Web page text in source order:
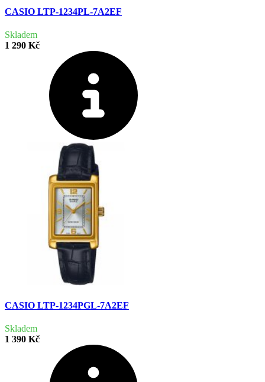
CASIO LTP-1234PL-7A2EF
Skladem
1 290 Kč
CASIO LTP-1234PGL-7A2EF
Skladem
1 390 Kč